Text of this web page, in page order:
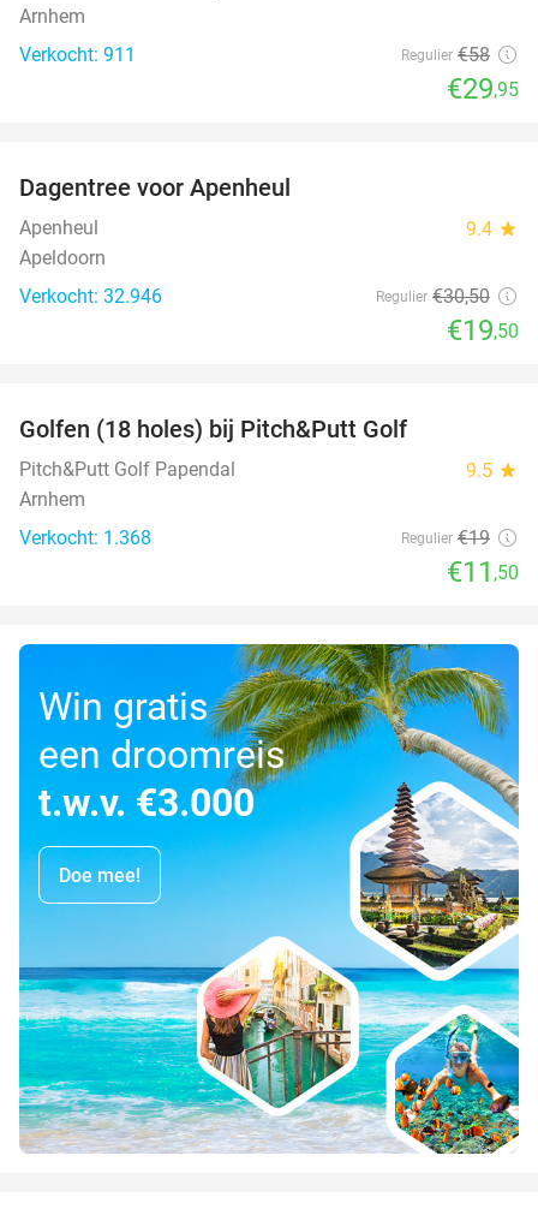
Arnhem
Verkocht: 911
Regulier €58
€29,95
Dagentree voor Apenheul
Apenheul 9.4 star
Apeldoorn
Verkocht: 32.946
Regulier €30,50
€19,50
Golfen (18 holes) bij Pitch&Putt Golf
Pitch&Putt Golf Papendal 9.5 star
Arnhem
Verkocht: 1.368
Regulier €19
€11 ,50
Win gratis
een droomreis
t.w.v. €3.000
Doe mee!